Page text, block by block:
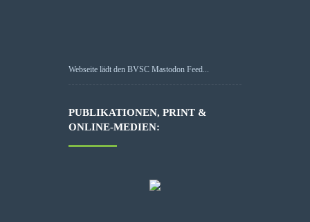
Webseite lädt den BVSC Mastodon Feed...
PUBLIKATIONEN, PRINT &
ONLINE-MEDIEN: